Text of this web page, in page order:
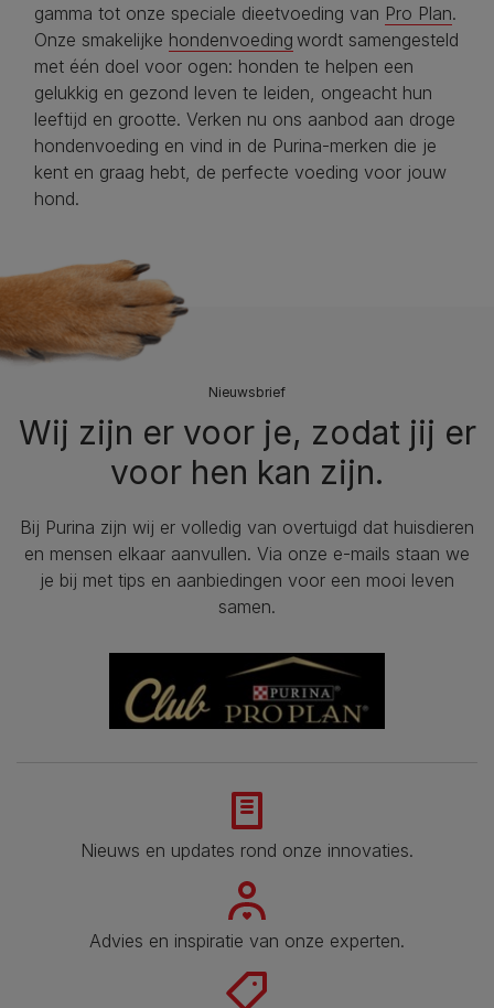
gamma tot onze speciale dieetvoeding van Pro Plan.
Onze smakelijke hondenvoeding wordt samengesteld
met één doel voor ogen: honden te helpen een
gelukkig en gezond leven te leiden, ongeacht hun
leeftijd en grootte. Verken nu ons aanbod aan droge
hondenvoeding en vind in de Purina-merken die je
kent en graag hebt, de perfecte voeding voor jouw
hond.
Nieuwsbrief
Wij zijn er voor je, zodat jij er
voor hen kan zijn.
Bij Purina zijn wij er volledig van overtuigd dat huisdieren
en mensen elkaar aanvullen. Via onze e-mails staan we
je bij met tips en aanbiedingen voor een mooi leven
samen.
Nieuws en updates rond onze innovaties.
Advies en inspiratie van onze experten.